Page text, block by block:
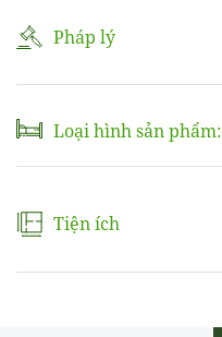
Pháp lý
Loại hình sản phẩm:
Tiện ích